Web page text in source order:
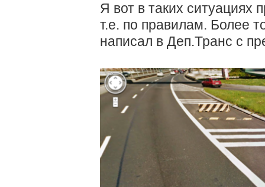
Я вот в таких ситуациях
т.е. по правилам. Более
написал в Деп.Транс с